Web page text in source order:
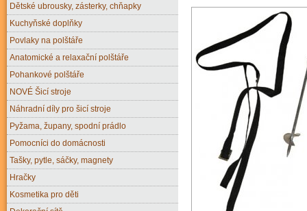
Dětské ubrousky, zásterky, chňapky
Kuchyňské doplňky
Povlaky na polštáře
Anatomické a relaxační polštáře
Pohankové polštáře
NOVÉ Šicí stroje
Náhradní díly pro šicí stroje
Pyžama, župany, spodní prádlo
Pomocníci do domácnosti
Tašky, pytle, sáčky, magnety
Hračky
Kosmetika pro děti